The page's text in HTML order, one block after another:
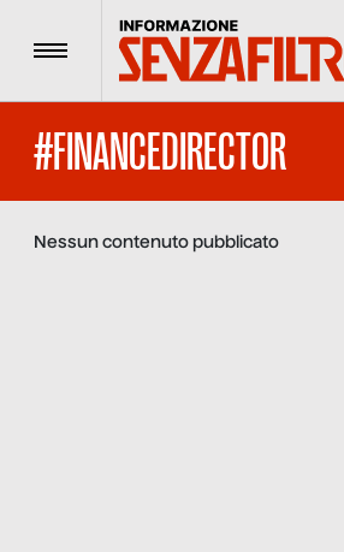
Menu
#FINANCEDIRECTOR
Nessun contenuto pubblicato